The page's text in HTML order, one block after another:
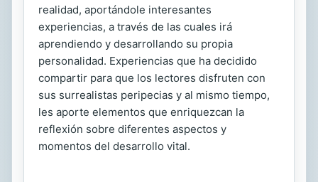
realidad, aportándole interesantes
experiencias, a través de las cuales irá
aprendiendo y desarrollando su propia
personalidad. Experiencias que ha decidido
compartir para que los lectores disfruten con
sus surrealistas peripecias y al mismo tiempo,
les aporte elementos que enriquezcan la
reflexión sobre diferentes aspectos y
momentos del desarrollo vital.